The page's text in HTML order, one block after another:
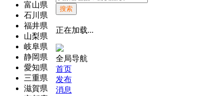
富山県
石川県
福井県
山梨県
岐阜県
静岡県
愛知県
三重県
滋賀県
搜索
正在加载...
全局导航
首页
发布
消息